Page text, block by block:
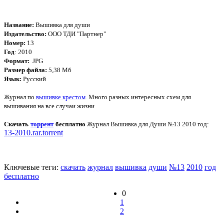
Название: Вышивка для души
Издательство: ООО ТДИ "Партнер"
Номер: 13
Год: 2010
Формат: JPG
Размер файла: 5,38 Мб
Язык: Русский
Журнал по вышивке крестом . Много разных интересных схем для
вышивания на все случаи жизни.
Скачать торрентбесплатно Журнал Вышивка для Души №13 2010 год:
13-2010.rar.torrent
Ключевые теги: скачать журнал вышивка души №13 2010 год
бесплатно
0
1
2